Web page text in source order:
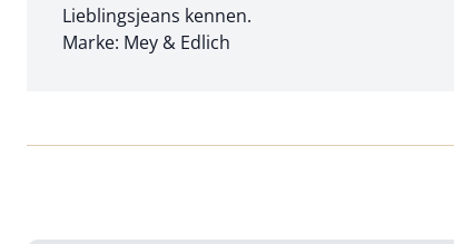
Lieblingsjeans kennen.
Marke: Mey & Edlich